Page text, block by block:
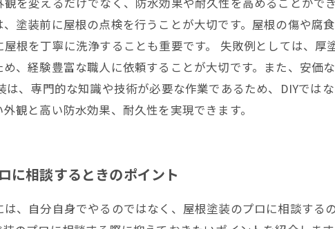
塗装前に屋根の点検を行うことが大切です。屋根の傷や腐
屋根を丁寧に洗浄することも重要です。 失敗例としては、
め、経験豊富な職人に依頼することが大切です。また、安
は、専門的な知識や技術が必要な作業であるため、DIYで
観と高い防水効果、耐久性を実現できます。
に相談するときのポイント
、自分自身でやるのではなく、屋根塗装のプロに相談す